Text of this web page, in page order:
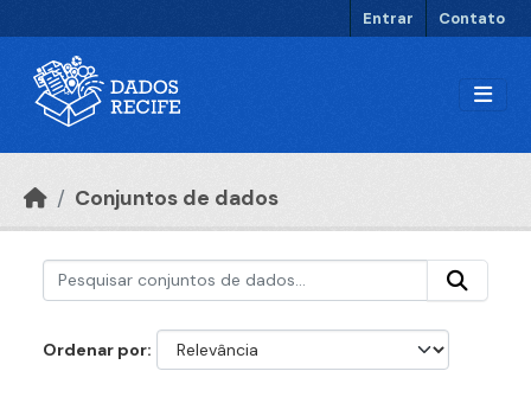
Entrar Contato
Conjuntos de dados
Ordenar por